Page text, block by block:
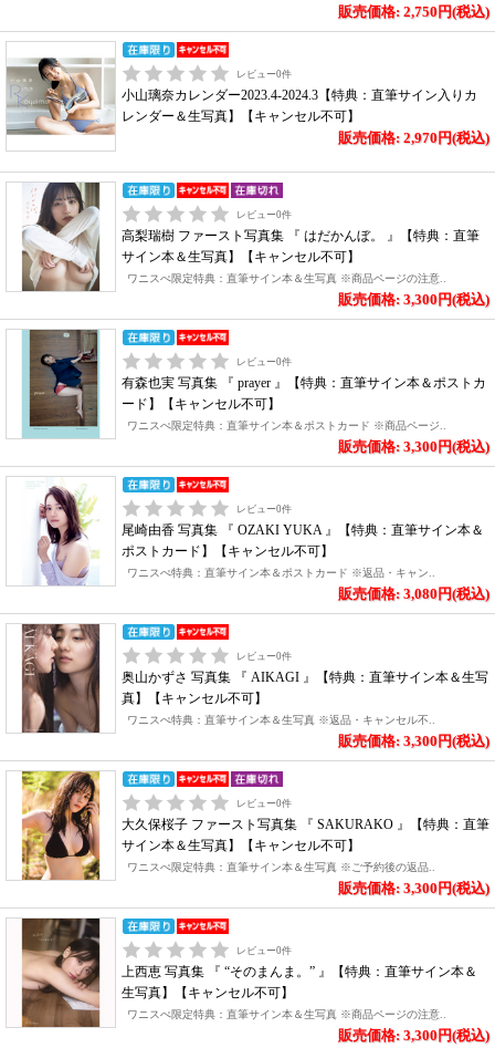
販売価格: 2,750円(税込)
レビュー0件
小山璃奈カレンダー2023.4-2024.3【特典：直筆サイン入りカ
レンダー＆生写真】【キャンセル不可】
販売価格: 2,970円(税込)
レビュー0件
高梨瑞樹 ファースト写真集 『 はだかんぼ。 』【特典：直筆
サイン本＆生写真】【キャンセル不可】
ワニスぺ限定特典：直筆サイン本＆生写真 ※商品ページの注意..
販売価格: 3,300円(税込)
レビュー0件
有森也実 写真集 『 prayer 』【特典：直筆サイン本＆ポストカ
ード】【キャンセル不可】
ワニスぺ限定特典：直筆サイン本＆ポストカード ※商品ページ..
販売価格: 3,300円(税込)
レビュー0件
尾崎由香 写真集 『 OZAKI YUKA 』【特典：直筆サイン本＆
ポストカード】【キャンセル不可】
ワニスぺ特典：直筆サイン本＆ポストカード ※返品・キャン..
販売価格: 3,080円(税込)
レビュー0件
奥山かずさ 写真集 『 AIKAGI 』【特典：直筆サイン本＆生写
真】【キャンセル不可】
ワニスぺ特典：直筆サイン本＆生写真 ※返品・キャンセル不..
販売価格: 3,300円(税込)
レビュー0件
大久保桜子 ファースト写真集 『 SAKURAKO 』【特典：直筆
サイン本＆生写真】【キャンセル不可】
ワニスぺ限定特典：直筆サイン本＆生写真 ※ご予約後の返品..
販売価格: 3,300円(税込)
レビュー0件
上西恵 写真集 『 “そのまんま。” 』【特典：直筆サイン本＆
生写真】【キャンセル不可】
ワニスぺ限定特典：直筆サイン本＆生写真 ※商品ページの注意..
販売価格: 3,300円(税込)